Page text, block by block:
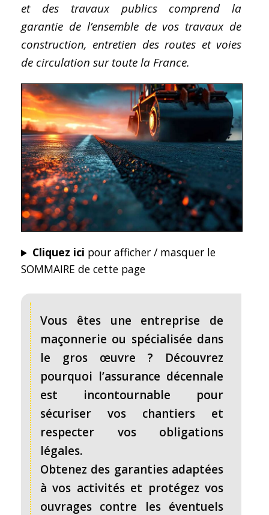
et des travaux publics comprend la
garantie de l’ensemble de vos travaux de
construction, entretien des routes et voies
de circulation sur toute la France.
Cliquez ici pour afficher / masquer le
SOMMAIRE de cette page
Vous êtes une entreprise de
maçonnerie ou spécialisée dans
le gros œuvre ? Découvrez
pourquoi l’assurance décennale
est incontournable pour
sécuriser vos chantiers et
respecter vos obligations
légales.
Obtenez des garanties adaptées
à vos activités et protégez vos
ouvrages contre les éventuels